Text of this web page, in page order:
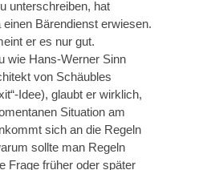
unterschreiben, hat
Bärendienst erwiesen.
er es nur gut.
wie Hans-Werner Sinn
von Schäubles
Idee), glaubt er wirklich,
Situation am
sich an die Regeln
sollte man Regeln
Frage früher oder später